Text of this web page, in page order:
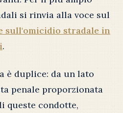
si rinvia alla voce sul
sull'omicidio stradale in
.
è duplice: da un lato
penale proporzionata
queste condotte,